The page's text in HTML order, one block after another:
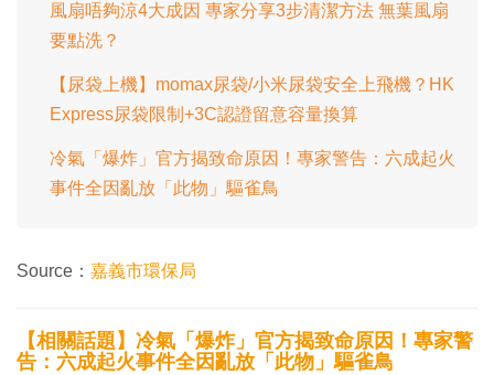
風扇唔夠涼4大成因 專家分享3步清潔方法 無葉風扇
要點洗？
【尿袋上機】momax尿袋/小米尿袋安全上飛機？HK
Express尿袋限制+3C認證留意容量換算
冷氣「爆炸」官方揭致命原因！專家警告：六成起火
事件全因亂放「此物」驅雀鳥
Source： 嘉義市環保局
【相關話題】冷氣「爆炸」官方揭致命原因！專家警
告：六成起火事件全因亂放「此物」驅雀鳥